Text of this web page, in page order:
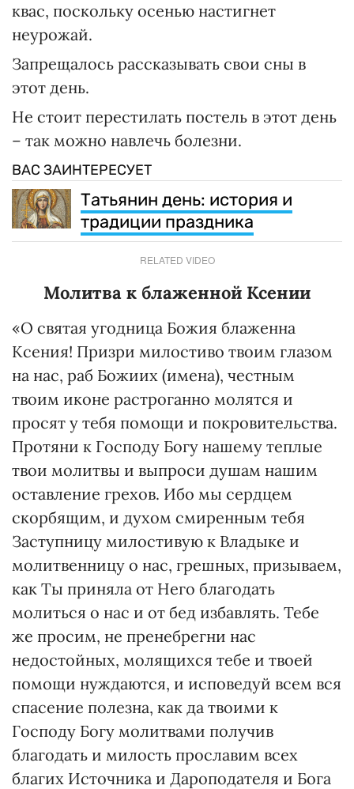
квас, поскольку осенью настигнет
неурожай.
Запрещалось рассказывать свои сны в
этот день.
Не стоит перестилать постель в этот день
– так можно навлечь болезни.
ВАС ЗАИНТЕРЕСУЕТ
Татьянин день: история и
традиции праздника
RELATED VIDEO
Молитва к блаженной Ксении
«О святая угодница Божия блаженна
Ксения! Призри милостиво твоим глазом
на нас, раб Божиих (имена), честным
твоим иконе растроганно молятся и
просят у тебя помощи и покровительства.
Протяни к Господу Богу нашему теплые
твои молитвы и выпроси душам нашим
оставление грехов. Ибо мы сердцем
скорбящим, и духом смиренным тебя
Заступницу милостивую к Владыке и
молитвенницу о нас, грешных, призываем,
как Ты приняла от Него благодать
молиться о нас и от бед избавлять. Тебе
же просим, не пренебрегни нас
недостойных, молящихся тебе и твоей
помощи нуждаются, и исповедуй всем вся
спасение полезна, как да твоими к
Господу Богу молитвами получив
благодать и милость прославим всех
благих Источника и Дароподателя и Бога